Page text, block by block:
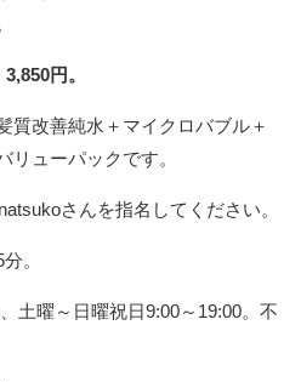
3,850円。
質改善純水＋マイクロバブル＋
リューパックです。
さんを指名してください。
。
土曜～日曜祝日9:00～19:00。不